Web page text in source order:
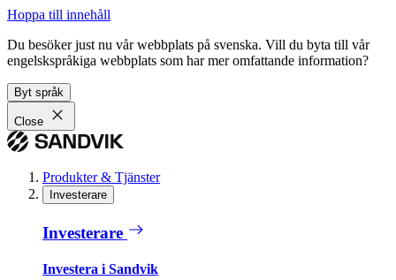
Hoppa till innehåll
Du besöker just nu vår webbplats på svenska. Vill du byta till vår
engelskspråkiga webbplats som har mer omfattande information?
Byt språk
Close
Produkter & Tjänster
Investerare
Investerare
Investera i Sandvik